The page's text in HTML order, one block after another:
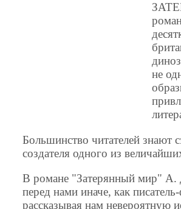
не
Большинство читателей знают
создателя одного из
В романе "Затерянный мир" А.
перед нами иначе, как писатель-
рассказывая нам невероятную